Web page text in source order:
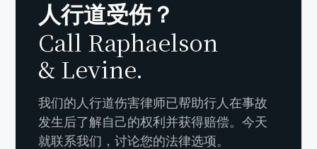
人行道受伤？
Call Raphaelson
& Levine.
我们的人行道伤害律师已帮助行人在事故
发生后了解自己的权利并获得赔偿。今天
就联系我们，讨论您的法律选项。